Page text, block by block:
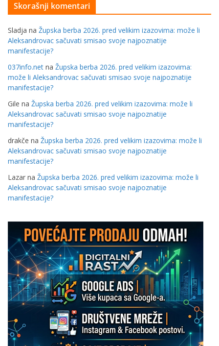
Skorašnji komentari
Sladja na Župska berba 2026. pred velikim izazovima: može li
Aleksandrovac sačuvati smisao svoje najpoznatije
manifestacije?
037info.net na Župska berba 2026. pred velikim izazovima:
može li Aleksandrovac sačuvati smisao svoje najpoznatije
manifestacije?
Gile na Župska berba 2026. pred velikim izazovima: može li
Aleksandrovac sačuvati smisao svoje najpoznatije
manifestacije?
drakče na Župska berba 2026. pred velikim izazovima: može li
Aleksandrovac sačuvati smisao svoje najpoznatije
manifestacije?
Lazar na Župska berba 2026. pred velikim izazovima: može li
Aleksandrovac sačuvati smisao svoje najpoznatije
manifestacije?